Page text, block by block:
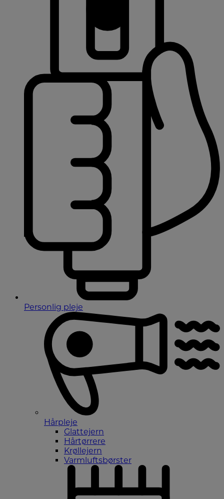
Personlig pleje
Hårpleje
Glattejern
Hårtørrere
Krøllejern
Varmluftsbørster